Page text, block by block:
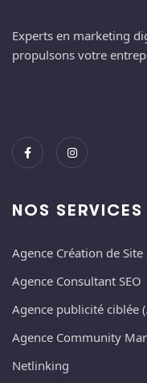
Experts en marketing
propulsons votre
NOS SERVICES
Agence Création de
Agence Consultant SEO
Agence publicité ciblée
Agence Community
Netlinking